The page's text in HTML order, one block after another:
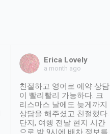
Erica Lovely
a month ago
친절하고 영어로 예약 상담
이 빨리빨리 가능하다. 크
리스마스 날에도 늦게까지
상담을 해주셨고 친절했다.
단지, 여행 전날 현지 시간